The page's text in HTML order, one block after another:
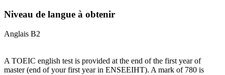
Niveau de langue à obtenir
Anglais B2
A TOEIC english test is provided at the end of the first year of
master (end of your first year in ENSEEIHT). A mark of 780 is